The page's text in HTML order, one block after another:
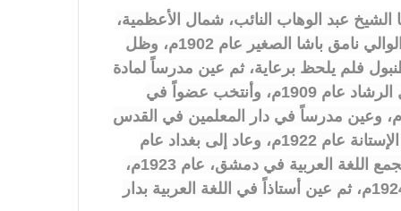
عبد الوهاب النائب، شمال الأعظمية،
ثم نقل مدرساً للأدب العربي في الأعدادية ببغداد، أيام الوالي نامق باشا الصغير عام 1902م، وظل
ثم سافر إلى اسطنبول فلم يلحظ برعاية، ثم عين مدرساً لمادة
اللغة العربية في الكلية الشاهانية ومحرراً لجريدة سبيل الرشاد عام 1909م، وأنتخب عضواً في
مجلس المبعوثان عام 1912م، وأعيد أنتخابه عام 1914م، وعين مدرساً في دار المعلمين في القدس
عام 1920م، وعاد إلى بغداد عام 1921م. ثم سافر إلى الإستانة عام 1922م، وعاد إلى بغداد عام
1923م، وأصدر فيها جريدة الأمل، وأنتخب عضواً في مجمع اللغة العربية في دمشق، عام 1923م،
وبعد ذلك عين مفتشاً في مديرية المعارف ببغداد عام 1924م، ثم عين أستاذاً في اللغة العربية بدار